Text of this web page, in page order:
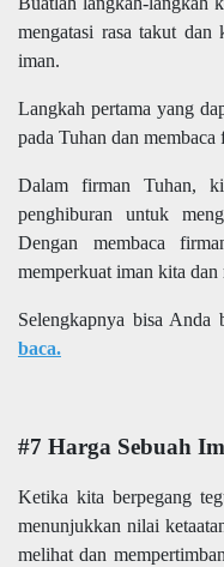
mengatasi rasa takut dan
iman.
Langkah pertama yang
pada Tuhan dan
Dalam firman Tuhan,
penghiburan untuk
Dengan membaca
memperkuat iman kita
Selengkapnya bisa
baca.
#7 Harga Sebuah
Ketika kita berpegang
menunjukkan nilai
melihat dan